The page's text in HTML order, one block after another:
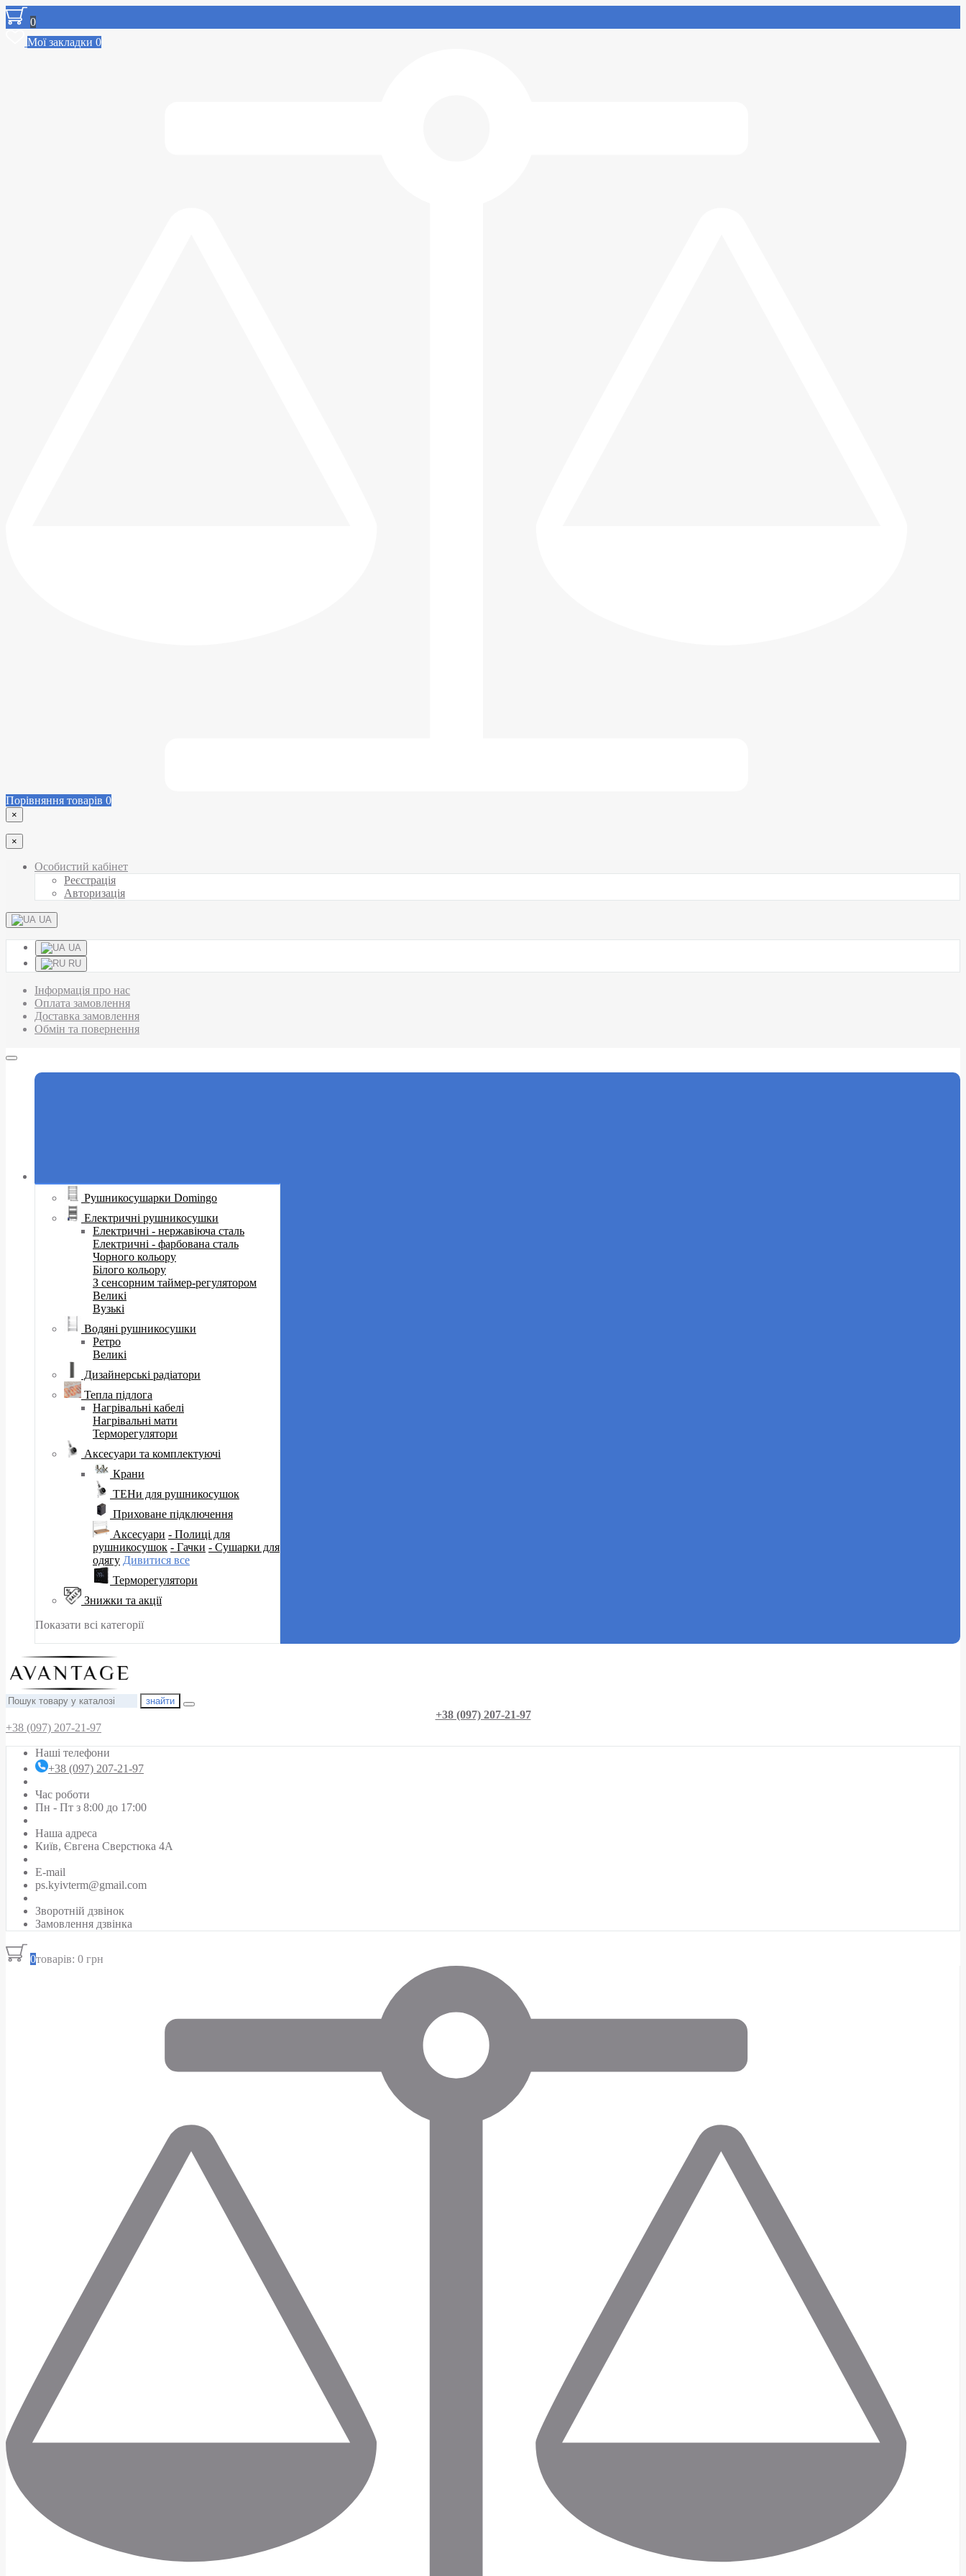
0
Мої закладки 0
Порівняння товарів 0
×
×
Особистий кабінет
Реєстрація
Авторизація
UA
UA
RU
Інформація про нас
Оплата замовлення
Доставка замовлення
Обмін та повернення
Рушникосушарки Domingo
Електричні рушникосушки
Електричні - нержавіюча сталь
Електричні - фарбована сталь
Чорного кольору
Білого кольору
З сенсорним таймер-регулятором
Великі
Вузькі
Водяні рушникосушки
Ретро
Великі
Дизайнерські радіатори
Тепла підлога
Нагрівальні кабелі
Нагрівальні мати
Терморегулятори
Аксесуари та комплектуючі
Крани
ТЕНи для рушникосушок
Приховане підключення
Аксесуари - Полиці для
рушникосушок - Гачки - Сушарки для
одягу Дивитися все
Терморегулятори
Знижки та акції
Показати всі категорії
знайти
+38 (097) 207-21-97
+38 (097) 207-21-97
Наші телефони
+38 (097) 207-21-97
Час роботи
Пн - Пт з 8:00 до 17:00
Наша адреса
Київ, Євгена Сверстюка 4А
E-mail
ps.kyivterm@gmail.com
Зворотній дзвінок
Замовлення дзвінка
0товарів: 0 грн